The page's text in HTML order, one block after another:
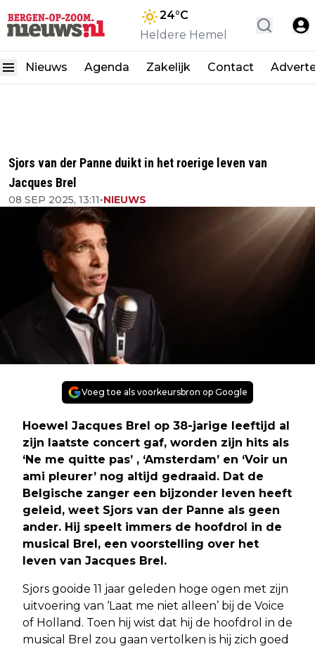
24°C
Heldere Hemel
Nieuws Agenda Zakelijk Contact
Sjors van der Panne duikt in het roerige leven van
Jacques Brel
08 SEP 2025, 13:11•NIEUWS
Voeg toe als voorkeursbron op Google
Hoewel Jacques Brel op 38-jarige leeftijd al
zijn laatste concert gaf, worden zijn hits als
‘Ne me quitte pas’ , ‘Amsterdam’ en ‘Voir un
ami pleurer’ nog altijd gedraaid. Dat de
Belgische zanger een bijzonder leven heeft
geleid, weet Sjors van der Panne als geen
ander. Hij speelt immers de hoofdrol in de
musical Brel, een voorstelling over het
leven van Jacques Brel.
Sjors gooide 11 jaar geleden hoge ogen met zijn
uitvoering van ‘Laat me niet alleen’ bij de Voice
of Holland. Toen hij wist dat hij de hoofdrol in de
musical Brel zou gaan vertolken is hij zich goed